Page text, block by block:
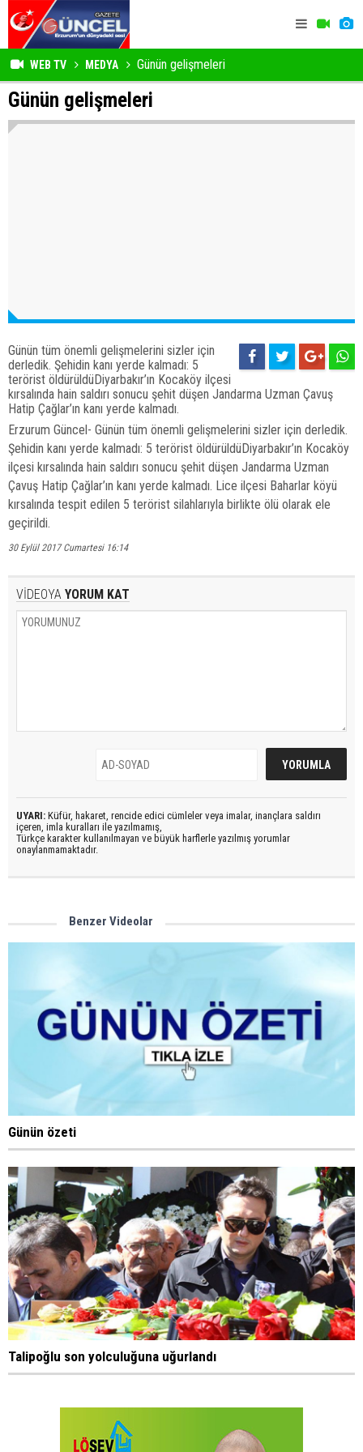
WEB TV MEDYA Günün gelişmeleri
Günün gelişmeleri
Günün tüm önemli gelişmelerini sizler için
derledik. Şehidin kanı yerde kalmadı: 5
terörist öldürüldüDiyarbakır’ın Kocaköy ilçesi
kırsalında hain saldırı sonucu şehit düşen Jandarma Uzman Çavuş
Hatip Çağlar’ın kanı yerde kalmadı.
Erzurum Güncel- Günün tüm önemli gelişmelerini sizler için derledik.
Şehidin kanı yerde kalmadı: 5 terörist öldürüldüDiyarbakır’ın Kocaköy
ilçesi kırsalında hain saldırı sonucu şehit düşen Jandarma Uzman
Çavuş Hatip Çağlar’ın kanı yerde kalmadı. Lice ilçesi Baharlar köyü
kırsalında tespit edilen 5 terörist silahlarıyla birlikte ölü olarak ele
geçirildi.
30 Eylül 2017 Cumartesi 16:14
VİDEOYA YORUM KAT
UYARI: Küfür, hakaret, rencide edici cümleler veya imalar, inançlara saldırı
içeren, imla kuralları ile yazılmamış,
Türkçe karakter kullanılmayan ve büyük harflerle yazılmış yorumlar
onaylanmamaktadır.
Benzer Videolar
Günün özeti
Talipoğlu son yolculuğuna uğurlandı